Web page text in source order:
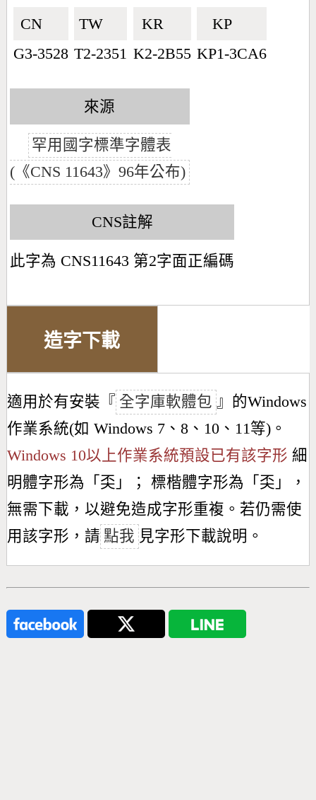
CN🇨🇳
G3-3528
TW🇹🇼
T2-2351
KR🇰🇷
K2-2B55
KP🇰🇵
KP1-3CA6
來源
罕用國字標準字體表
(《CNS 11643》96年公布)
CNS註解
此字為 CNS11643 第2字面正編碼
造字下載
適用於有安裝『 全字庫軟體包 』的Windows
作業系統(如 Windows 7、8、10、11等)。
Windows 10以上作業系統預設已有該字形 細
明體字形為「 奀 」； 標楷體字形為「 奀 」，
無需下載，以避免造成字形重複。若仍需使
用該字形，請 點我 見字形下載說明。